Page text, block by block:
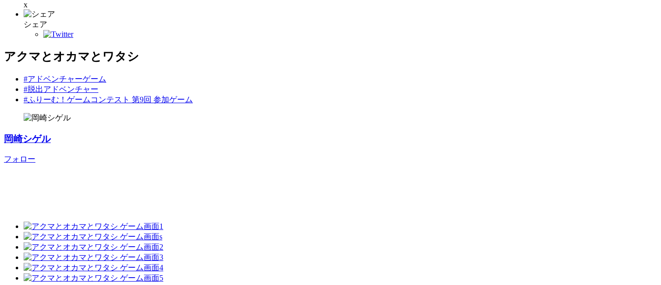
x
シェア
アクマとオカマとワタシ
#アドベンチャーゲーム
#脱出アドベンチャー
#ふりーむ！ゲームコンテスト 第9回 参加ゲーム
岡崎シゲル
フォロー